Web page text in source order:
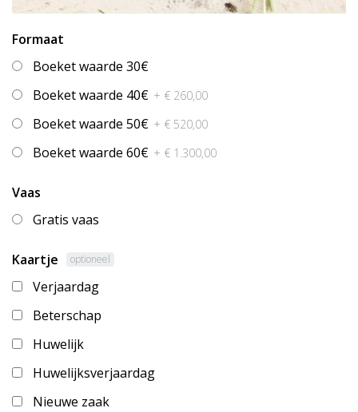
Formaat
Boeket waarde 30€
Boeket waarde 40€ + € 260,00
Boeket waarde 50€ + € 520,00
Boeket waarde 60€ + € 1.300,00
Vaas
Gratis vaas
Kaartje optioneel
Verjaardag
Beterschap
Huwelijk
Huwelijksverjaardag
Nieuwe zaak